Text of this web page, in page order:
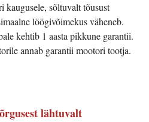
kaugusele, sõltuvalt tõusust
löögivõimekus väheneb.
kehtib 1 aasta pikkune garantii.
annab garantii mootori tootja.
lähtuvalt